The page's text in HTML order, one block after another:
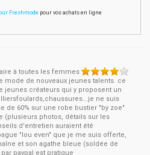
Freshmode pour vos achats en ligne
à toutes les femmes
mode de nouveaux jeunes talents. ce
jeunes créateurs qui y proposent un
ne suis
de 60% sur une robe bustier "by zoe"
(plusieurs photos, détails sur les
d'entretien auraient été
"lou even" que je me suis offerte,
et son agathe bleue (soldée de
paypal est pratique